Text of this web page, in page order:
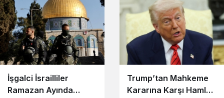
İşgalci İsrailliler
Ramazan Ayında
Trump’tan Mahkeme
Kararına Karşı Hamle: